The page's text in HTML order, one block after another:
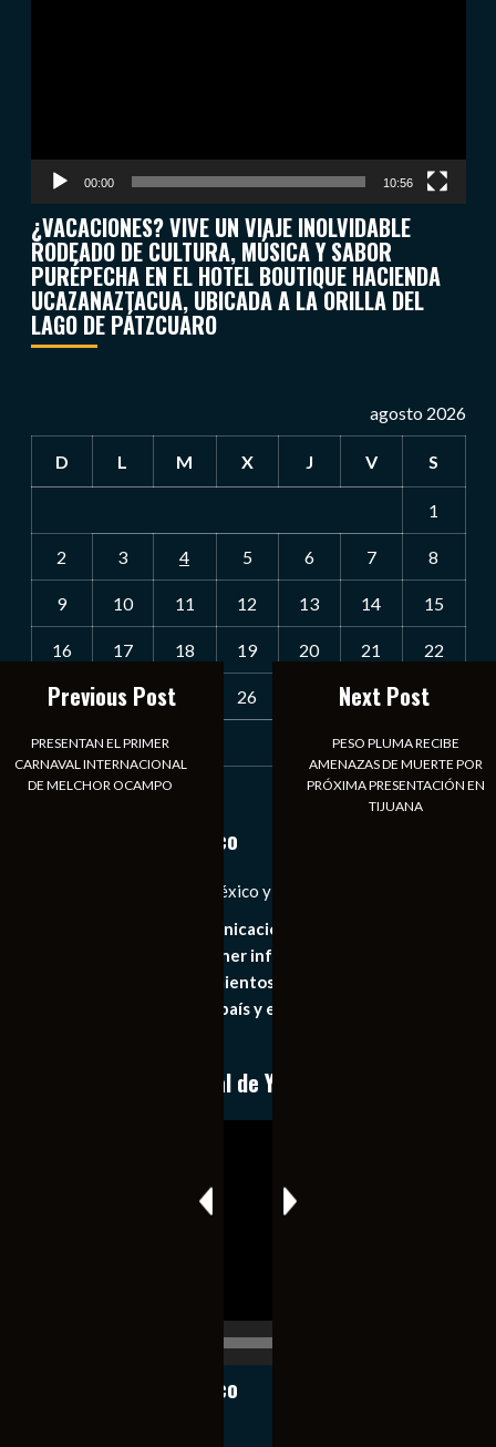
00:00 10:56
¿VACACIONES? VIVE UN VIAJE INOLVIDABLE
RODEADO DE CULTURA, MÚSICA Y SABOR
PURÉPECHA EN EL HOTEL BOUTIQUE HACIENDA
UCAZANAZTACUA, UBICADA A LA ORILLA DEL
LAGO DE PÁTZCUARO
agosto 2026
D L M X J V S
1
2 3 4 5 6 7 8
9 10 11 12 13 14 15
16 17 18 19 20 21 22
23 24 25 26 28 29
30 31
« Jul
Notiexpress de México
Las Noticias Diarias de México y el Mundo a Tu Alcance
Somos un medio de comunicación digital que tiene como
principal objetivo mantener informado al publico en
general de los acontecimientos mas recientes e
importantes de nuestro país y el mundo de forma eficaz,
Conoce nuestro canal de YouTube
Notiexpress de México
Previous Post
PRESENTAN EL PRIMER
CARNAVAL INTERNACIONAL
DE MELCHOR OCAMPO
Next Post
PESO PLUMA RECIBE
AMENAZAS DE MUERTE POR
PRÓXIMA PRESENTACIÓN EN
TIJUANA